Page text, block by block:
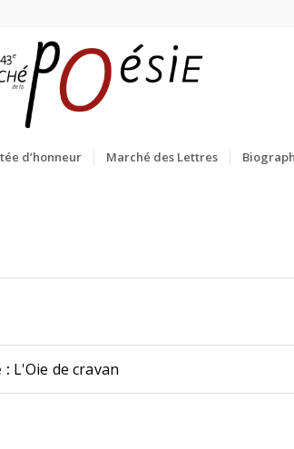
d’honneur Marché des Lettres
: L'Oie de cravan